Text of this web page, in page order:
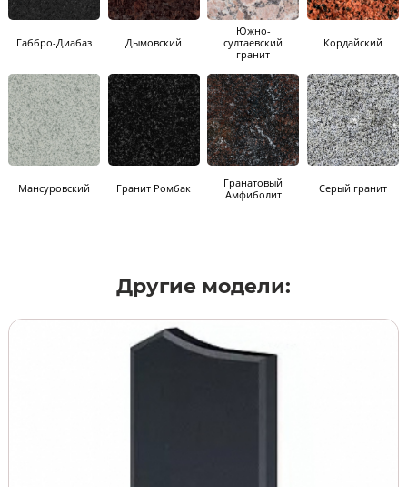
Габбро-Диабаз Дымовский
Южно-
султаевский
гранит
Кордайский
Мансуровский Гранит Ромбак
Гранатовый
Амфиболит
Серый гранит
Другие модели: